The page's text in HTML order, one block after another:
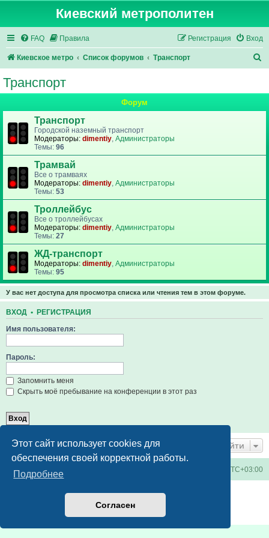
Этот сайт использует cookies для
обеспечения своей корректной работы.
Подробнее
Согласен
Киевский метрополитен
FAQ Правила Вход
Регистрация
Киевское метро Список форумов Транспорт
Транспорт
Форум
Транспорт
Городской наземный транспорт
Модераторы: dimentiy, Администраторы
Темы: 96
Трамвай
Все о трамваях
Модераторы: dimentiy, Администраторы
Темы: 53
Троллейбус
Все о троллейбусах
Модераторы: dimentiy, Администраторы
Темы: 27
ЖД-транспорт
Модераторы: dimentiy, Администраторы
Темы: 95
У вас нет доступа для просмотра списка или чтения тем в этом форуме.
ВХОД • РЕГИСТРАЦИЯ
Имя пользователя:
Пароль:
Запомнить меня
Скрыть моё пребывание на конференции в этот раз
Перейти
Киевское метро UTC+03:00
Русская поддержка phpBB